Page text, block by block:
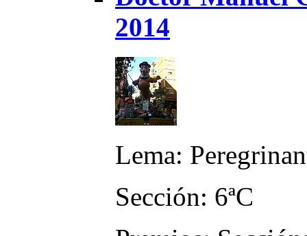
2014
Lema:
Sección: 6ªC